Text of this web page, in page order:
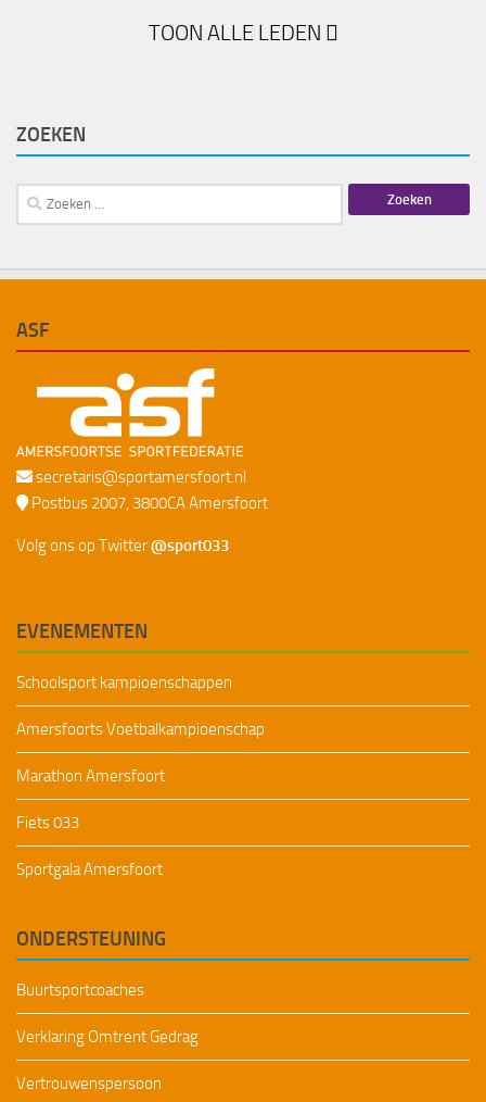
TOON ALLE LEDEN
ZOEKEN
Zoeken
naar:
ASF
secretaris@sportamersfoort.nl
Postbus 2007, 3800CA Amersfoort
Volg ons op Twitter@sport033
EVENEMENTEN
Schoolsport kampioenschappen
Amersfoorts Voetbalkampioenschap
Marathon Amersfoort
Fiets 033
Sportgala Amersfoort
ONDERSTEUNING
Buurtsportcoaches
Verklaring Omtrent Gedrag
Vertrouwenspersoon